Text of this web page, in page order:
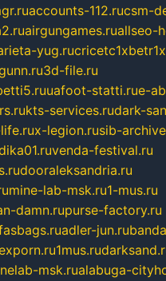
accounts-112.rucsm-
airgungames.ruallseo-
yug.ru
3d-file.ru
uafoot-statti.rue-
kts-services.rudark-
x-legion.rusib-
venda-festival.ru
dooraleksandria.ru
mine-lab-msk.ru1-mus.ru
damn.rupurse-factory.ru
adler-jun.ru
1mus.ru
msk.rualabuga-